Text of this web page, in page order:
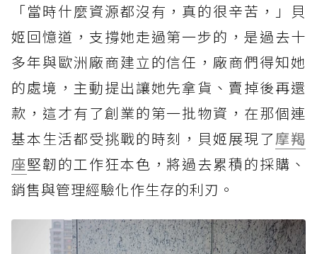
「當時什麼資源都沒有，真的很辛苦，」貝
姬回憶道，支撐她走過第一步的，是過去十
多年與歐洲廠商建立的信任，廠商們得知她
的處境，主動提出讓她先拿貨、賣掉後再還
款，這才有了創業的第一批物資，在那個連
基本生活都受挑戰的時刻，貝姬展現了摩羯
座堅韌的工作狂本色，將過去累積的採購、
銷售與管理經驗化作生存的利刃。